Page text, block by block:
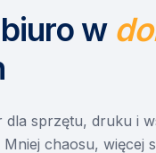
wielofunkcyjne
dokumentów
biurowych
w
dla sprzętu, druku i
chaosu, więcej